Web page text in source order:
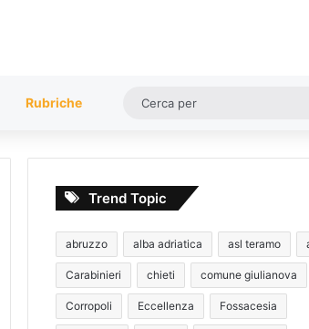
Rubriche
Trend Topic
abruzzo alba adriatica asl teramo
Carabinieri chieti comune giulianova
Corropoli Eccellenza Fossacesia